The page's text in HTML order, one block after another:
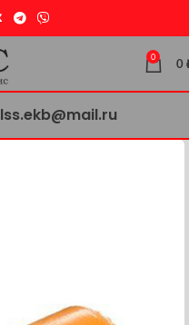
0 0
lss.ekb@mail.ru